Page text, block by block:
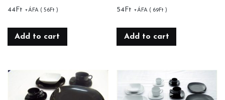
44 Ft +ÁFA ( 56Ft )
Add to cart
54 Ft +ÁFA ( 69Ft )
Add to cart